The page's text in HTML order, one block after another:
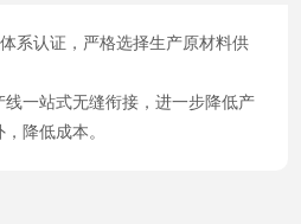
系认证，严格选择生产原材料供
一站式无缝衔接，进一步降低产
降低成本。